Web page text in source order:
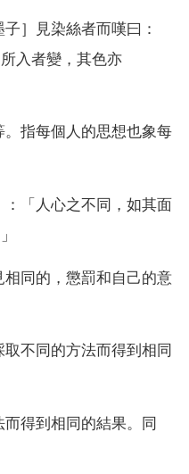
］見染絲者而嘆曰：
入者變，其色亦
指每個人的思想也象每
：「人心之不同，如其面
同的，懲罰和自己的意
不同的方法而得到相同
得到相同的結果。同